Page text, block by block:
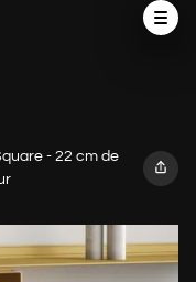
- 22 cm de